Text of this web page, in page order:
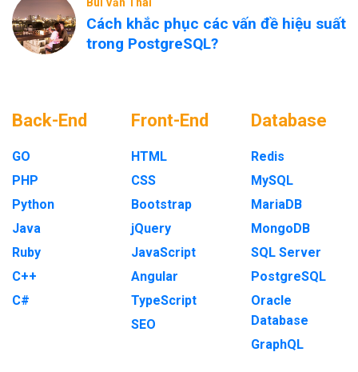
Cách khắc phục các vấn đề hiệu suất
trong PostgreSQL?
Back-End
GO
PHP
Python
Java
Ruby
C++
C#
Front-End
HTML
CSS
Bootstrap
jQuery
JavaScript
Angular
TypeScript
SEO
Database
Redis
MySQL
MariaDB
MongoDB
SQL Server
PostgreSQL
Oracle
Database
GraphQL